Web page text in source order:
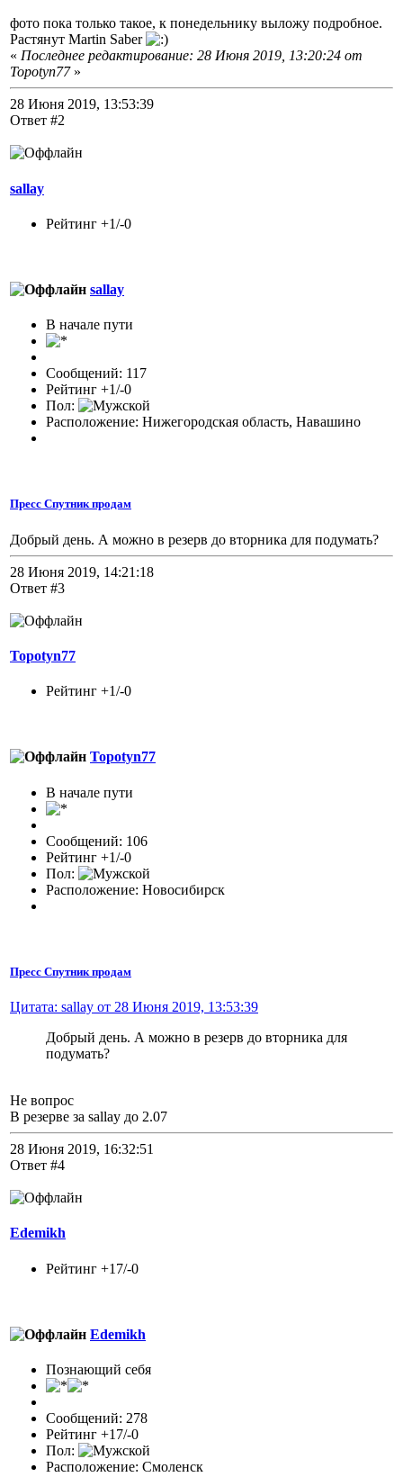
фото пока только такое, к понедельнику выложу подробное.
Растянут Martin Saber
« Последнее редактирование: 28 Июня 2019, 13:20:24 от
Topotyn77»
28 Июня 2019, 13:53:39
Ответ #2
sallay
Рейтинг +1/-0
sallay
В начале пути
Сообщений: 117
Рейтинг +1/-0
Пол:
Расположение: Нижегородская область, Навашино
Пресс Спутник продам
Добрый день. А можно в резерв до вторника для подумать?
28 Июня 2019, 14:21:18
Ответ #3
Topotyn77
Рейтинг +1/-0
Topotyn77
В начале пути
Сообщений: 106
Рейтинг +1/-0
Пол:
Расположение: Новосибирск
Пресс Спутник продам
Цитата: sallay от 28 Июня 2019, 13:53:39
Добрый день. А можно в резерв до вторника для
подумать?
Не вопрос
В резерве за sallay до 2.07
28 Июня 2019, 16:32:51
Ответ #4
Edemikh
Рейтинг +17/-0
Edemikh
Познающий себя
Сообщений: 278
Рейтинг +17/-0
Пол:
Расположение: Смоленск